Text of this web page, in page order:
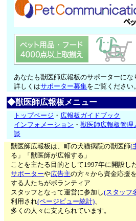
あなたも獣医師広報板のサポーターにな
詳しくはサポーター募集をご覧ください。
◆獣医師広報板メニュー
トップページ ・ 広報板ガイドブック
インフォメーション ・獣医師広報板管理
談
獣医師広報板は、町の犬猫病院の獣医師(
る」「獣医師が広報する」
ことを主たる目的として1997年に開設し
サポーターや広告主の方々から資金応援
する人たちがボランティア
スタッフとなって運営に参加し(スタッフ
利用され(ページビュー統計)、
多くの人々に支えられています。